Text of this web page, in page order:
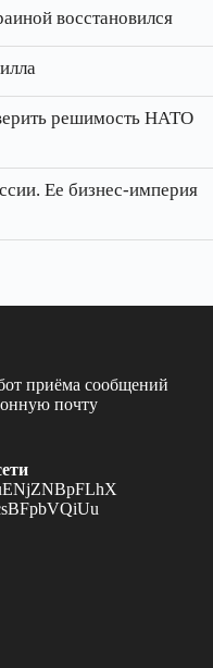
восстановился
решимость НАТО
Ее бизнес‑империя
приёма сообщений
почту